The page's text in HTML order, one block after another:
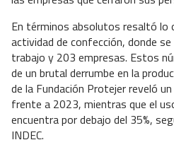
En términos absolutos resaltó lo
actividad de confección, donde
trabajo y 203 empresas. Estos
de un brutal derrumbe en la
de la Fundación Protejer reveló
frente a 2023, mientras que el
encuentra por debajo del 35%,
INDEC.